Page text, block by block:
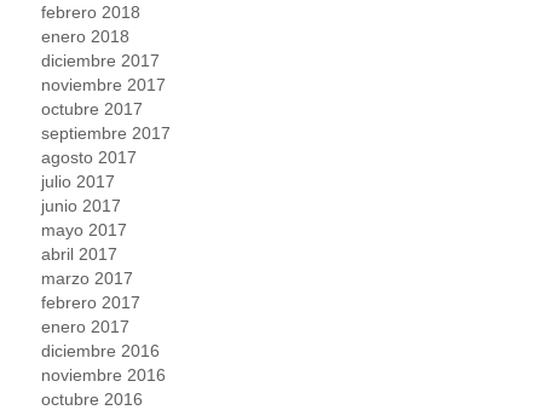
febrero 2018
enero 2018
diciembre 2017
noviembre 2017
octubre 2017
septiembre 2017
agosto 2017
julio 2017
junio 2017
mayo 2017
abril 2017
marzo 2017
febrero 2017
enero 2017
diciembre 2016
noviembre 2016
octubre 2016